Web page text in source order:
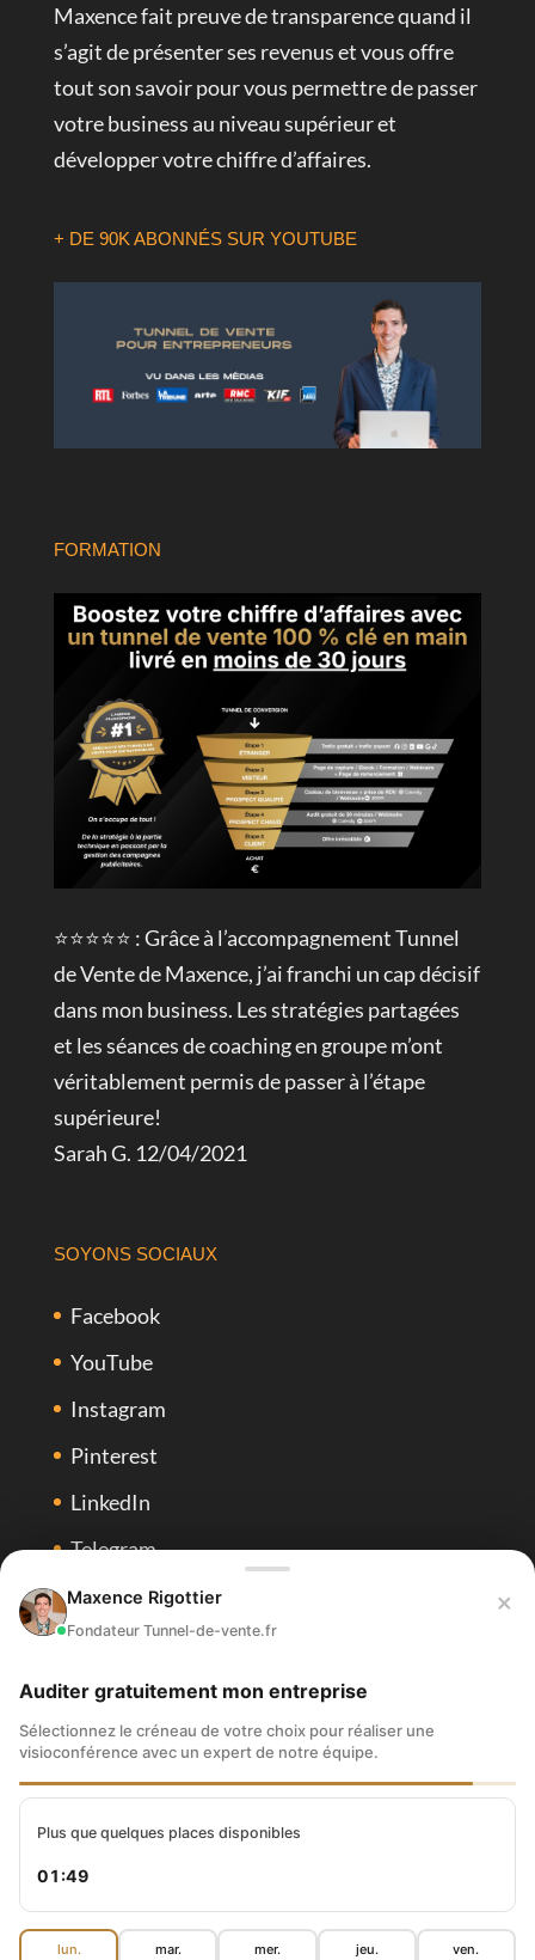
Maxence fait preuve de transparence quand il
s’agit de présenter ses revenus et vous offre
tout son savoir pour vous permettre de passer
votre business au niveau supérieur et
développer votre chiffre d’affaires.
+ DE 90K ABONNÉS SUR YOUTUBE
FORMATION
⭐⭐⭐⭐⭐ : Grâce à l’accompagnement Tunnel
de Vente de Maxence, j’ai franchi un cap décisif
dans mon business. Les stratégies partagées
et les séances de coaching en groupe m’ont
véritablement permis de passer à l’étape
supérieure!
Sarah G. 12/04/2021
SOYONS SOCIAUX
Facebook
YouTube
Instagram
Pinterest
LinkedIn
Telegram
Spotify
Tiktok
Tous droits réservés
Maxence Rigottier
Fondateur Tunnel-de-vente.fr
×
Auditer gratuitement mon entreprise
Sélectionnez le créneau de votre choix pour réaliser une
visioconférence avec un expert de notre équipe.
Plus que quelques places disponibles
01:48
lun. mar. mer. jeu. ven.